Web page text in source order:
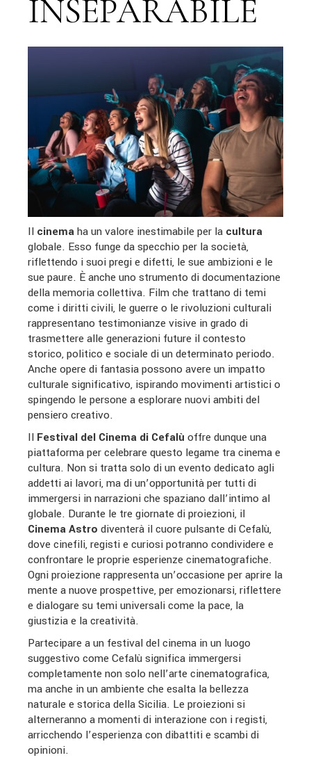
INSEPARABILE
Il cinemaha un valore inestimabile per la cultura
globale. Esso funge da specchio per la società,
riflettendo i suoi pregi e difetti, le sue ambizioni e le
sue paure. È anche uno strumento di documentazione
della memoria collettiva. Film che trattano di temi
come i diritti civili, le guerre o le rivoluzioni culturali
rappresentano testimonianze visive in grado di
trasmettere alle generazioni future il contesto
storico, politico e sociale di un determinato periodo.
Anche opere di fantasia possono avere un impatto
culturale significativo, ispirando movimenti artistici o
spingendo le persone a esplorare nuovi ambiti del
pensiero creativo.
Il Festival del Cinema di Cefalù offre dunque una
piattaforma per celebrare questo legame tra cinema e
cultura. Non si tratta solo di un evento dedicato agli
addetti ai lavori, ma di un’opportunità per tutti di
immergersi in narrazioni che spaziano dall’intimo al
globale. Durante le tre giornate di proiezioni, il
Cinema Astro diventerà il cuore pulsante di Cefalù,
dove cinefili, registi e curiosi potranno condividere e
confrontare le proprie esperienze cinematografiche.
Ogni proiezione rappresenta un’occasione per aprire la
mente a nuove prospettive, per emozionarsi, riflettere
e dialogare su temi universali come la pace, la
giustizia e la creatività.
Partecipare a un festival del cinema in un luogo
suggestivo come Cefalù significa immergersi
completamente non solo nell’arte cinematografica,
ma anche in un ambiente che esalta la bellezza
naturale e storica della Sicilia. Le proiezioni si
alterneranno a momenti di interazione con i registi,
arricchendo l’esperienza con dibattiti e scambi di
opinioni.